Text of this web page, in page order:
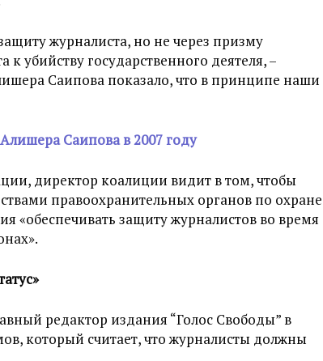
журналиста, но не через призму
убийству государственного деятеля, –
Саипова показало, что в принципе наши
Саипова в 2007 году
директор коалиции видит в том, чтобы
правоохранительных органов по охране
«обеспечивать защиту журналистов во время
редактор издания “Голос Свободы” в
который считает, что журналисты должны